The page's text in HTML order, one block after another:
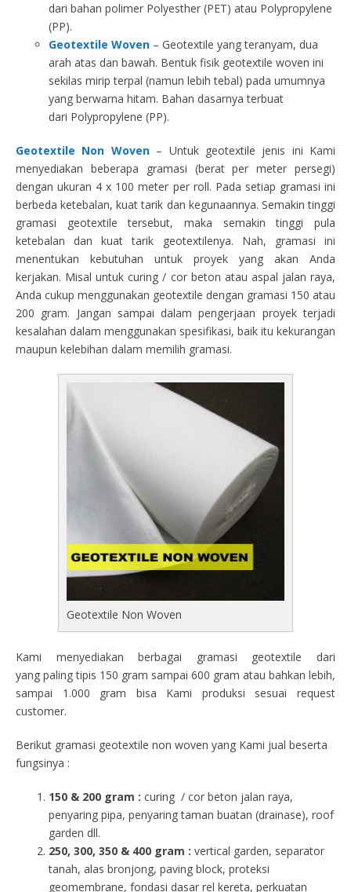
dari bahan polimer Polyesther (PET) atau Polypropylene
(PP).
Geotextile Woven – Geotextile yang teranyam, dua
arah atas dan bawah. Bentuk fisik geotextile woven ini
sekilas mirip terpal (namun lebih tebal) pada umumnya
yang berwarna hitam. Bahan dasarnya terbuat
dari Polypropylene (PP).
Geotextile Non Woven– Untuk geotextile jenis ini Kami
menyediakan beberapa gramasi (berat per meter persegi)
dengan ukuran 4 x 100 meter per roll. Pada setiap gramasi ini
berbeda ketebalan, kuat tarik dan kegunaannya. Semakin tinggi
gramasi geotextile tersebut, maka semakin tinggi pula
ketebalan dan kuat tarik geotextilenya. Nah, gramasi ini
menentukan kebutuhan untuk proyek yang akan Anda
kerjakan. Misal untuk curing / cor beton atau aspal jalan raya,
Anda cukup menggunakan geotextile dengan gramasi 150 atau
200 gram. Jangan sampai dalam pengerjaan proyek terjadi
kesalahan dalam menggunakan spesifikasi, baik itu kekurangan
maupun kelebihan dalam memilih gramasi.
Geotextile Non Woven
Kami menyediakan berbagai gramasi geotextile dari
yang paling tipis 150 gram sampai 600 gram atau bahkan lebih,
sampai 1.000 gram bisa Kami produksi sesuai request
customer.
Berikut gramasi geotextile non woven yang Kami jual beserta
fungsinya :
150 & 200 gram : curing / cor beton jalan raya,
penyaring pipa, penyaring taman buatan (drainase), roof
garden dll.
250, 300, 350 & 400 gram : vertical garden, separator
tanah, alas bronjong, paving block, proteksi
geomembrane, fondasi dasar rel kereta, perkuatan